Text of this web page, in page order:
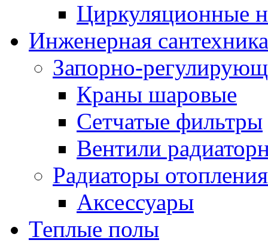
Циркуляционные
Инженерная сантехника
Запорно-
Краны шаровые
Сетчатые фильтры
Вентили
Радиаторы отопления
Аксессуары
Теплые полы